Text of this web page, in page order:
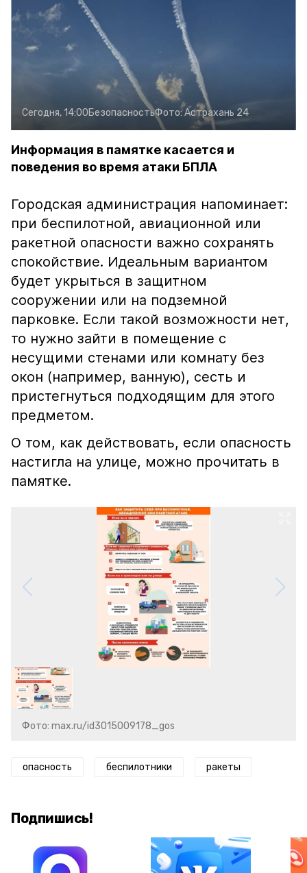
Сегодня, 14:00БезопасностьФото:Астрахань 24
Информация в памятке касается и
поведения во время атаки БПЛА
Городская администрация напоминает:
при беспилотной, авиационной или
ракетной опасности важно сохранять
спокойствие. Идеальным вариантом
будет укрыться в защитном
сооружении или на подземной
парковке. Если такой возможности нет,
то нужно зайти в помещение с
несущими стенами или комнату без
окон (например, ванную), сесть и
пристегнуться подходящим для этого
предметом.
О том, как действовать, если опасность
настигла на улице, можно прочитать в
памятке.
Фото: max.ru/id3015009178_gos
опасность беспилотники ракеты
Подпишись!